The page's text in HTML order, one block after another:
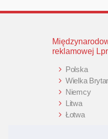
reklamowej
Polska
Wielka
Niemcy
Litwa
Łotwa